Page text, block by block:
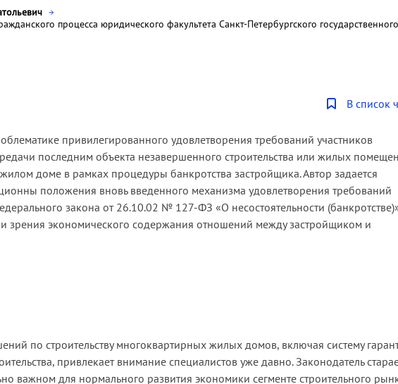
процесса юридического факультета Санкт-Петербургского государственного
В список
привилегированного удовлетворения требований участников
последним объекта незавершенного строительства или жилых
доме в рамках процедуры банкротства застройщика. Автор задается
положения вновь введенного механизма удовлетворения требований
закона от 26.10.02 № 127-ФЗ «О несостоятельности
зрения экономического содержания отношений между застройщиком и
по строительству многоквартирных жилых домов, включая систему
привлекает внимание специалистов уже давно. Законодатель
важном для нормального развития экономики сегменте строительного